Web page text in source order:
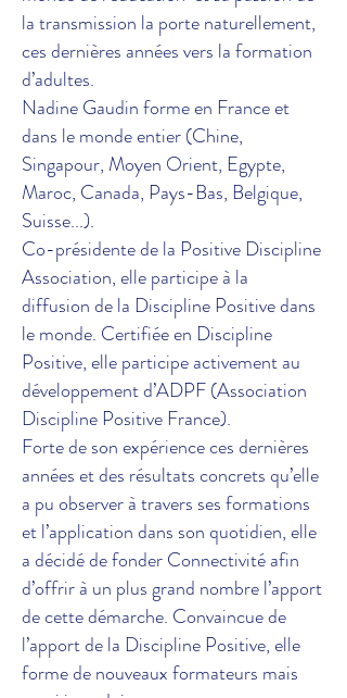
la transmission la porte naturellement,
ces dernières années vers la formation
d’adultes.
Nadine Gaudin forme en France et
dans le monde entier (Chine,
Singapour, Moyen Orient, Egypte,
Maroc, Canada, Pays-Bas, Belgique,
Suisse...).
Co-présidente de la Positive Discipline
Association, elle participe à la
diffusion de la Discipline Positive dans
le monde. Certifiée en Discipline
Positive, elle participe activement au
développement d’ADPF (Association
Discipline Positive France).
Forte de son expérience ces dernières
années et des résultats concrets qu’elle
a pu observer à travers ses formations
et l’application dans son quotidien, elle
a décidé de fonder Connectivité afin
d’offrir à un plus grand nombre l’apport
de cette démarche. Convaincue de
l’apport de la Discipline Positive, elle
forme de nouveaux formateurs mais